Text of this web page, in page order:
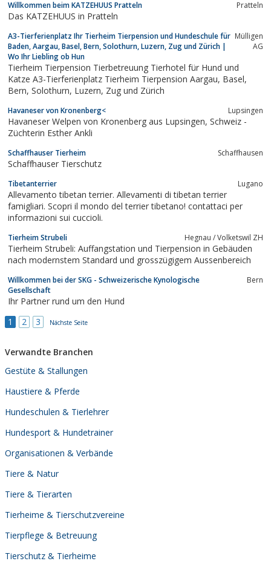
Willkommen beim KATZEHUUS Pratteln Pratteln
Das KATZEHUUS in Pratteln
A3-Tierferienplatz Ihr Tierheim Tierpension und Hundeschule für
Baden, Aargau, Basel, Bern, Solothurn, Luzern, Zug und Zürich |
Wo Ihr Liebling ob Hun
Mülligen
AG
Tierheim Tierpension Tierbetreuung Tierhotel für Hund und
Katze A3-Tierferienplatz Tierheim Tierpension Aargau, Basel,
Bern, Solothurn, Luzern, Zug und Zürich
Havaneser von Kronenberg< Lupsingen
Havaneser Welpen von Kronenberg aus Lupsingen, Schweiz -
Züchterin Esther Ankli
Schaffhauser Tierheim Schaffhausen
Schaffhauser Tierschutz
Tibetanterrier Lugano
Allevamento tibetan terrier. Allevamenti di tibetan terrier
famigliari. Scopri il mondo del terrier tibetano! contattaci per
informazioni sui cuccioli.
Tierheim Strubeli Hegnau / Volketswil ZH
Tierheim Strubeli: Auffangstation und Tierpension in Gebäuden
nach modernstem Standard und grosszügigem Aussenbereich
Willkommen bei der SKG - Schweizerische Kynologische
Gesellschaft
Bern
Ihr Partner rund um den Hund
1
2 3 Nächste Seite
Verwandte Branchen
Gestüte & Stallungen
Haustiere & Pferde
Hundeschulen & Tierlehrer
Hundesport & Hundetrainer
Organisationen & Verbände
Tiere & Natur
Tiere & Tierarten
Tierheime & Tierschutzvereine
Tierpflege & Betreuung
Tierschutz & Tierheime